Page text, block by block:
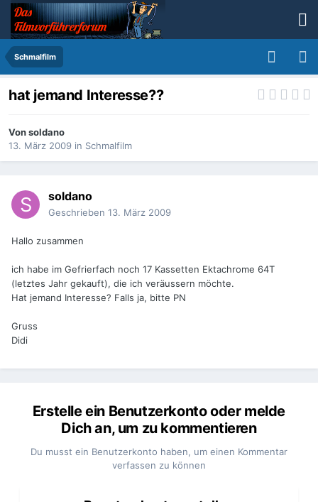
Schmalfilm
hat jemand Interesse??
Vonsoldano
13. März 2009 in Schmalfilm
soldano
Geschrieben 13. März 2009
Hallo zusammen
ich habe im Gefrierfach noch 17 Kassetten Ektachrome 64T
(letztes Jahr gekauft), die ich veräussern möchte.
Hat jemand Interesse? Falls ja, bitte PN
Gruss
Didi
Erstelle ein Benutzerkonto oder melde
Dich an, um zu kommentieren
Du musst ein Benutzerkonto haben, um einen Kommentar
verfassen zu können